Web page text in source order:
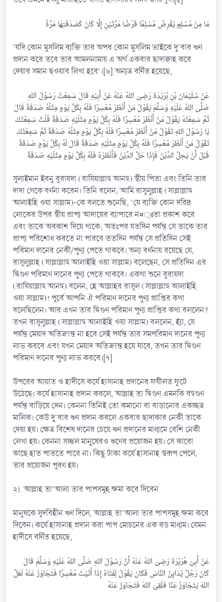
‘যদি কোন মুসলিম ব্যক্তি তার অপর কোন মুসলিম ভাইকে দু’বার ঋণ
প্রদান করে তবে তার আমলনামায় এ অর্থ একবার ছাদাক্বাহ করে
দেয়ার সমান ছওয়াব লিখা হবে’।[৬] অন্যত্র বর্ণিত হয়েছে,
عَنْ سُلَيْمَانَ بْنِ بُرَيْدَةَ رَضِىَ اللهُ عَنْهُ عَنْ أَبِيْهِ قَالَ سَمِعْتُ رَسُوْلَ اللهِ
صَلَّى اللهُ عَلَيْهِ وَسَلَّمَ يَقُوْلُ مَنْ أَنْظَرَ مُعْسِرًا فَلَهُ بِكُلِّ يَوْمٍ مِثْلُهُ صَدَقَةٌ قَالَ
ثُمَّ سَمِعْتُهُ يَقُوْلُ مَنْ أَنْظَرَ مُعْسِرًا فَلَهُ بِكُلِّ يَوْمٍ مِثْلَيْهِ صَدَقَةٌ قُلْتُ سَمِعْتُكَ
يَا رَسُوْلَ اللهِ تَقُوْلُ مَنْ أَنْظَرَ مُعْسِرًا فَلَهُ بِكُلِّ يَوْمٍ مِثْلُهُ صَدَقَةٌ ثُمَّ سَمِعْتُكَ
تَقُوْلُ مَنْ أَنْظَرَ مُعْسِرًا فَلَهُ بِكُلِّ يَوْمٍ مِثْلَيْهِ صَدَقَةٌ قَالَ لَهُ بِكُلِّ يَوْمٍ صَدَقَةٌ
সুলাইমান ইবনু বুরায়দা (রাযিয়াল্লাহু আনহু) স্বীয় পিতা এবং তিনি তার
দাদা থেকে বর্ণনা করেন। তিনি বলেন, আমি রাসূলুল্লাহ (সাল্লাল্লাহু
আলাইহি ওয়া সাল্লাম)-কে বলতে শুনেছি, ‘যে ব্যক্তি কোন দরিদ্র
লোকের উপর স্বীয় প্রাপ্য আদায়ের ব্যাপারে ন¤্রতা প্রকাশ করে
এবং তাকে অবকাশ দিয়ে থাকে; অতঃপর যতদিন পর্যন্ত সে তাকে তার
প্রাপ্য পরিশোধ করতে না পারবে ততদিন পর্যন্ত সে প্রতিদিন সেই
পরিমাণ দানের নেকী/পুণ্য পেতে থাকবে। অন্য বর্ণনায় রয়েছে যে,
রাসূলুল্লাহ (সাল্লাল্লাহু আলাইহি ওয়া সাল্লাম) বলেছেন, সে প্রতিদিন এর
দ্বিগুণ পরিমাণ দানের পুণ্য পেতে থাকবে। একথা শুনে বুরায়দা
(রাযিয়াল্লাহু আনহু) বলেন, হে আল্লাহর রাসূল (সাল্লাল্লাহু আলাইহি
ওয়া সাল্লাম)! পূর্বে আপনি ঐ পরিমাণ দানের পুণ্য প্রাপ্তির কথা
বলেছিলেন। আর এখন তার দ্বিগুণ পরিমাণ পুণ্য প্রাপ্তির কথা বললেন?
তখন রাসূলুল্লাহ (সাল্লাল্লাহু আলাইহি ওয়া সাল্লাম) বললেন, হ্যাঁ, যে
পর্যন্ত মেয়াদ অতিক্রান্ত না হবে সেই পর্যন্ত তার সমপরিমাণ দানের পুণ্য
লাভ করবে এবং যখন মেয়াদ অতিক্রান্ত হয়ে যাবে, তখন তার দ্বিগুণ
পরিমাণ দানের পুণ্য লাভ করবে।[৭]
উপরের আয়াত ও হাদীসে কর্যে হাসানাহ প্রদানের ফযীলত ফুটে
উঠেছে। কর্যে হাসানাহ প্রদান করলে, আল্লাহ তা দ্বিগুণ এমনকি বহুগুণ
পর্যন্ত বাড়িয়ে দেন। কেননা তিনিই তো কমানো বা বাড়ানোর একচ্ছত্র
মালিক। কেউ দু’বার ঋণ প্রদান করলে একবার ছাদাকার নেকী তাকে
দেয়া হয়। ক্ষেত্র বিশেষ দানের চেয়ে ঋণ প্রদানের মাধ্যমে বেশি নেকী
লেখা হয়। কেননা সচ্ছল মানুষেরও ঋণের প্রয়োজন হয়। সে কারো
কাছে হাত পাততে পারে না। কিছু টাকা কর্যে হাসানাহ স্বরূপ পেলে,
তার প্রয়োজন পূরণ হয়।
২). আল্লাহ তা‘আলা তার পাপসমূহ ক্ষমা করে দিবেন
মানুষকে সূদবিহীন ঋণ দিলে, আল্লাহ তা‘আলা তার পাপসমূহ ক্ষমা করে
দিবেন। কর্যে হাসানাহ প্রদান করা পাপ মোচনের এক বড় মাধ্যম। যেমন
হাদীসে বর্ণিত হয়েছে,
عَنْ أَبِىْ هُرَيْرَةَ رَضِىَ اللهُ عَنْهُ أَنَّ رَسُوْلَ اللهِ صَلَّى اللهُ عَلَيْهِ وَسَلَّمَ قَالَ
كَانَ رَجُلٌ يُدَايِنُ النَّاسَ فَكَانَ يَقُوْلُ لِفَتَاهُ إِذَا أَتَيْتَ مُعْسِرًا فَتَجَاوَزْ عَنْهُ لَعَلَّ